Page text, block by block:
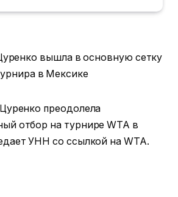
преодолела
отбор на турнире WTA в
УНН со ссылкой на WTA.